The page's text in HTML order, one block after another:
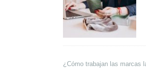
¿Cómo trabajan las marcas